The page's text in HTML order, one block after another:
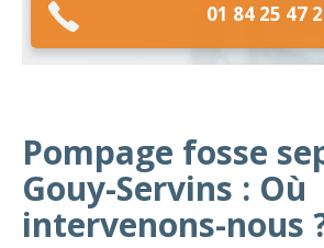
01 84 25 47
Pompage fosse
Gouy-Servins : Où
intervenons-nous